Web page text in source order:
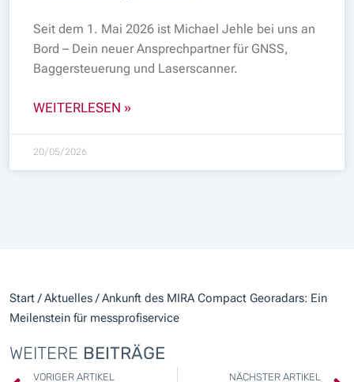
Seit dem 1. Mai 2026 ist Michael Jehle bei uns an
Bord – Dein neuer Ansprechpartner für GNSS,
Baggersteuerung und Laserscanner.
WEITERLESEN »
20/05/2026
Start /Aktuelles / Ankunft des MIRA Compact Georadars: Ein
Meilenstein für messprofiservice
WEITERE BEITRÄGE
Zurück
VORIGER ARTIKEL NÄCHSTER ARTIKEL